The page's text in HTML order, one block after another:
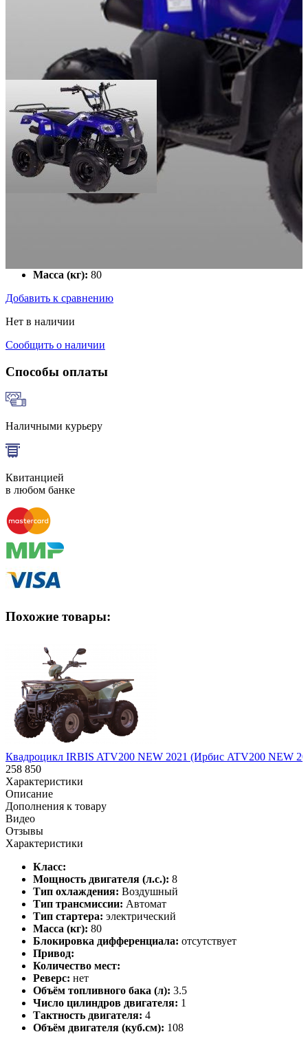
Масса (кг): 80
Добавить к сравнению
Нет в наличии
Сообщить о наличии
Способы оплаты
Наличными курьеру
Квитанцией
в любом банке
Похожие товары:
Квадроцикл IRBIS ATV200 NEW 2021 (Ирбис ATV200 NEW
258 850
Характеристики
Описание
Дополнения к товару
Видео
Отзывы
Характеристики
Класс:
Мощность двигателя (л.с.): 8
Тип охлаждения: Воздушный
Тип трансмиссии: Автомат
Тип стартера: электрический
Масса (кг): 80
Блокировка дифференциала: отсутствует
Привод:
Количество мест:
Реверс: нет
Объём топливного бака (л): 3.5
Число цилиндров двигателя: 1
Тактность двигателя: 4
Объём двигателя (куб.см): 108